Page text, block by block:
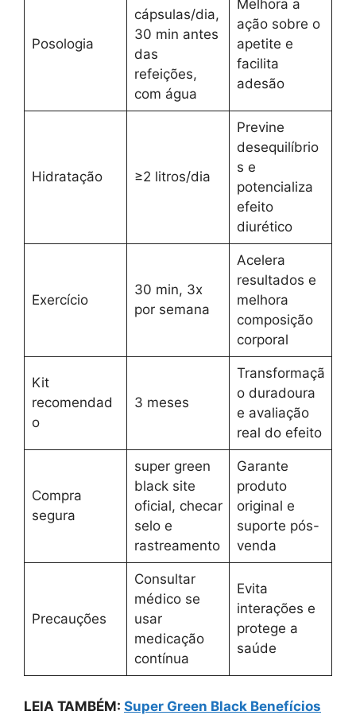
Posologia
cápsulas/dia,
30 min antes
das
refeições,
com água
Melhora a
ação sobre o
apetite e
facilita
adesão
Hidratação ≥2 litros/dia
Previne
desequilíbrio
s e
potencializa
efeito
diurético
Exercício
30 min, 3x
por semana
Acelera
resultados e
melhora
composição
corporal
Kit
recomendad
o
3 meses
Transformaçã
o duradoura
e avaliação
real do efeito
Compra
segura
super green
black site
oficial, checar
selo e
rastreamento
Garante
produto
original e
suporte pós-
venda
Precauções
Consultar
médico se
usar
medicação
contínua
Evita
interações e
protege a
saúde
LEIA TAMBÉM: Super Green Black Benefícios